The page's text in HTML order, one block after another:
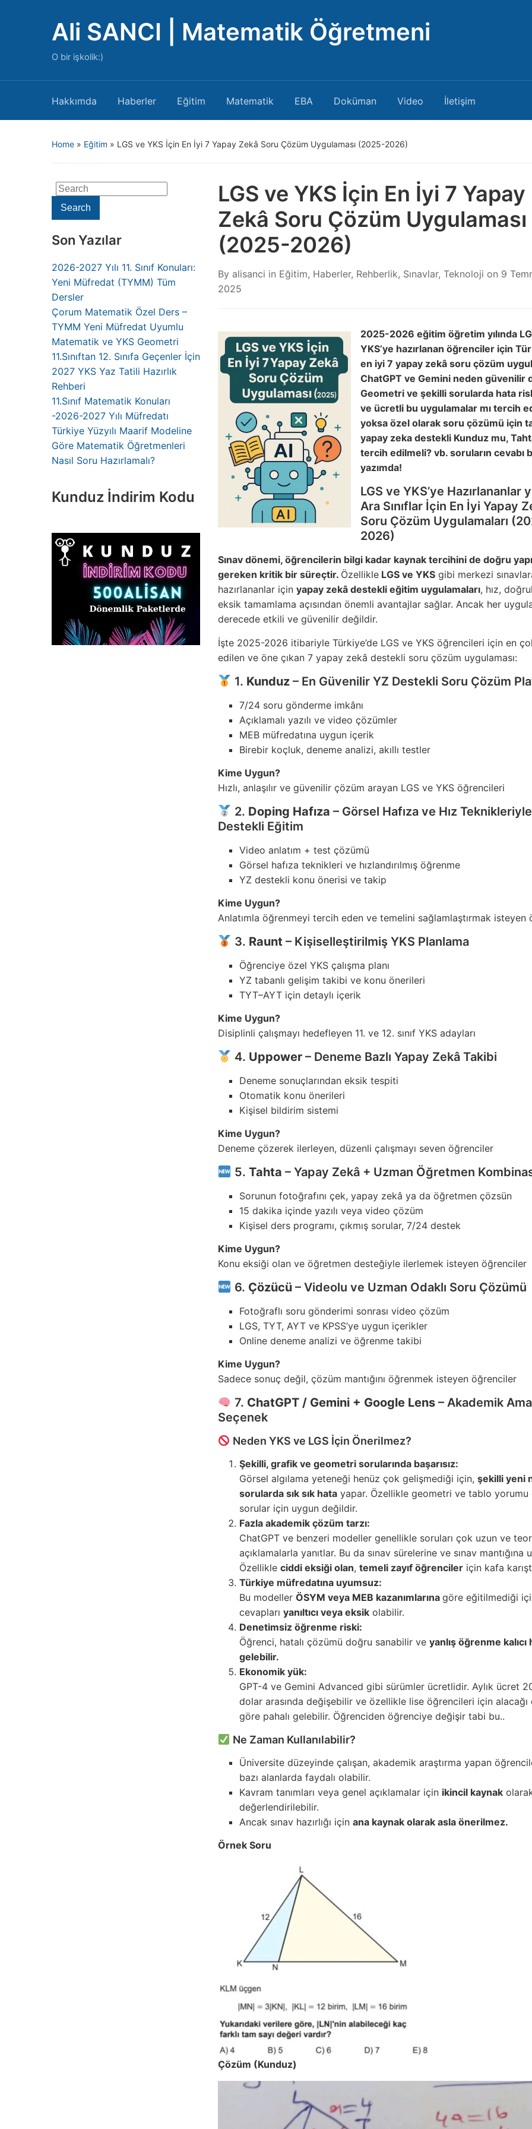
Ali SANCI | Matematik Öğretmeni
O bir işkolik:)
Hakkımda Haberler Eğitim Matematik EBA Doküman Video İletişim
Home » Eğitim » LGS ve YKS İçin En İyi 7 Yapay Zekâ Soru Çözüm Uygulaması (2025-2026)
Search
for:Search
Son Yazılar
2026-2027 Yılı 11. Sınıf Konuları:
Yeni Müfredat (TYMM) Tüm
Dersler
Çorum Matematik Özel Ders –
TYMM Yeni Müfredat Uyumlu
Matematik ve YKS Geometri
11.Sınıftan 12. Sınıfa Geçenler İçin
2027 YKS Yaz Tatili Hazırlık
Rehberi
11.Sınıf Matematik Konuları
-2026-2027 Yılı Müfredatı
Türkiye Yüzyılı Maarif Modeline
Göre Matematik Öğretmenleri
Nasıl Soru Hazırlamalı?
Kunduz İndirim Kodu
LGS ve YKS İçin En İyi 7 Yapay
Zekâ Soru Çözüm Uygulaması
(2025-2026)
By alisanci in Eğitim, Haberler, Rehberlik, Sınavlar, Teknoloji on 9
2025
2025-2026 eğitim öğretim yılında
YKS’ye hazırlanan öğrenciler için
en iyi 7 yapay zekâ soru çözüm
ChatGPT ve Gemini neden güvenilir
Geometri ve şekilli sorularda hata
ve ücretli bu uygulamalar mı tercih
yoksa özel olarak soru çözümü için
yapay zeka destekli Kunduz mu,
tercih edilmeli? vb. soruların cevabı
yazımda!
LGS ve YKS’ye Hazırlananlar
Ara Sınıflar İçin En İyi Yapay
Soru Çözüm Uygulamaları
2026)
Sınav dönemi, öğrencilerin bilgi kadar kaynak tercihini de doğru
gereken kritik bir süreçtir. Özellikle LGS ve YKS gibi merkezi
hazırlananlar için yapay zekâ destekli eğitim uygulamaları, hız,
eksik tamamlama açısından önemli avantajlar sağlar. Ancak her
derecede etkili ve güvenilir değildir.
İşte 2025-2026 itibariyle Türkiye’de LGS ve YKS öğrencileri için en
edilen ve öne çıkan 7 yapay zekâ destekli soru çözüm uygulaması:
1. Kunduz– En Güvenilir YZ Destekli Soru Çözüm
7/24 soru gönderme imkânı
Açıklamalı yazılı ve video çözümler
MEB müfredatına uygun içerik
Birebir koçluk, deneme analizi, akıllı testler
Kime Uygun?
Hızlı, anlaşılır ve güvenilir çözüm arayan LGS ve YKS öğrencileri
2. Doping Hafıza – Görsel Hafıza ve Hız Teknikleriyle
Destekli Eğitim
Video anlatım + test çözümü
Görsel hafıza teknikleri ve hızlandırılmış öğrenme
YZ destekli konu önerisi ve takip
Kime Uygun?
Anlatımla öğrenmeyi tercih eden ve temelini sağlamlaştırmak isteyen
3. Raunt – Kişiselleştirilmiş YKS Planlama
Öğrenciye özel YKS çalışma planı
YZ tabanlı gelişim takibi ve konu önerileri
TYT–AYT için detaylı içerik
Kime Uygun?
Disiplinli çalışmayı hedefleyen 11. ve 12. sınıf YKS adayları
4. Uppower– Deneme Bazlı Yapay Zekâ Takibi
Deneme sonuçlarından eksik tespiti
Otomatik konu önerileri
Kişisel bildirim sistemi
Kime Uygun?
Deneme çözerek ilerleyen, düzenli çalışmayı seven öğrenciler
5. Tahta – Yapay Zekâ + Uzman Öğretmen
Sorunun fotoğrafını çek, yapay zekâ ya da öğretmen çözsün
15 dakika içinde yazılı veya video çözüm
Kişisel ders programı, çıkmış sorular, 7/24 destek
Kime Uygun?
Konu eksiği olan ve öğretmen desteğiyle ilerlemek isteyen öğrenciler
6. Çözücü– Videolu ve Uzman Odaklı Soru Çözümü
Fotoğraflı soru gönderimi sonrası video çözüm
LGS, TYT, AYT ve KPSS’ye uygun içerikler
Online deneme analizi ve öğrenme takibi
Kime Uygun?
Sadece sonuç değil, çözüm mantığını öğrenmek isteyen öğrenciler
7. ChatGPT / Gemini + Google Lens– Akademik
Seçenek
Neden YKS ve LGS İçin Önerilmez?
Şekilli, grafik ve geometri sorularında başarısız:
Görsel algılama yeteneği henüz çok gelişmediği için, şekilli yeni
sorularda sık sık hata yapar. Özellikle geometri ve tablo yorumu
sorular için uygun değildir.
Fazla akademik çözüm tarzı:
ChatGPT ve benzeri modeller genellikle soruları çok uzun ve
açıklamalarla yanıtlar. Bu da sınav sürelerine ve sınav mantığına
Özellikle ciddi eksiği olan, temeli zayıf öğrenciler için kafa
Türkiye müfredatına uyumsuz:
Bu modeller ÖSYM veya MEB kazanımlarına göre eğitilmediği
cevapları yanıltıcı veya eksik olabilir.
Denetimsiz öğrenme riski:
Öğrenci, hatalı çözümü doğru sanabilir ve yanlış öğrenme kalıcı
gelebilir.
Ekonomik yük:
GPT-4 ve Gemini Advanced gibi sürümler ücretlidir. Aylık ücret
dolar arasında değişebilir ve özellikle lise öğrencileri için alacağı
göre pahalı gelebilir. Öğrenciden öğrenciye değişir tabi bu..
Ne Zaman Kullanılabilir?
Üniversite düzeyinde çalışan, akademik araştırma yapan
bazı alanlarda faydalı olabilir.
Kavram tanımları veya genel açıklamalar için ikincil kaynak
değerlendirilebilir.
Ancak sınav hazırlığı için ana kaynak olarak asla önerilmez.
Örnek Soru
Çözüm (Kunduz)